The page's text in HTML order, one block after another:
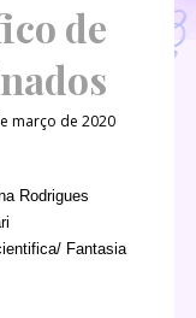
de
março de 2020
Rodrigues
Fantasia